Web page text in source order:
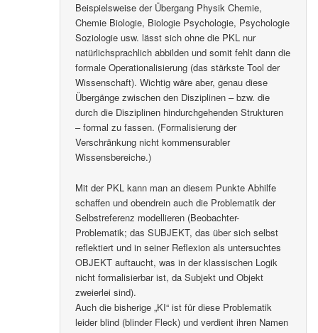
Beispielsweise der Übergang Physik Chemie,
Chemie Biologie, Biologie Psychologie, Psychologie
Soziologie usw. lässt sich ohne die PKL nur
natürlichsprachlich abbilden und somit fehlt dann die
formale Operationalisierung (das stärkste Tool der
Wissenschaft). Wichtig wäre aber, genau diese
Übergänge zwischen den Disziplinen – bzw. die
durch die Disziplinen hindurchgehenden Strukturen
– formal zu fassen. (Formalisierung der
Verschränkung nicht kommensurabler
Wissensbereiche.)
Mit der PKL kann man an diesem Punkte Abhilfe
schaffen und obendrein auch die Problematik der
Selbstreferenz modellieren (Beobachter-
Problematik; das SUBJEKT, das über sich selbst
reflektiert und in seiner Reflexion als untersuchtes
OBJEKT auftaucht, was in der klassischen Logik
nicht formalisierbar ist, da Subjekt und Objekt
zweierlei sind).
Auch die bisherige „KI“ ist für diese Problematik
leider blind (blinder Fleck) und verdient ihren Namen